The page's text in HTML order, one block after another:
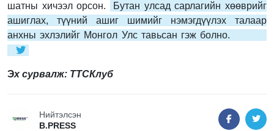
шатны хичээл орсон.
Бутан улсад сарлагийн хөөврийг
ашиглах, түүний ашиг шимийг нэмэгдүүлэх талаар
анхны эхлэлийг Монгол Улс тавьсан гэж болно.
Эх сурвалж: ТТСКлуб
Нийтэлсэн
B.PRESS